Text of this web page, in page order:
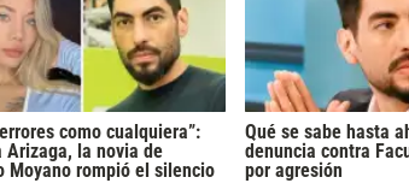
como cualquiera”:
Arizaga, la novia de
Moyano rompió el silencio
Qué se sabe hasta
denuncia contra
por agresión